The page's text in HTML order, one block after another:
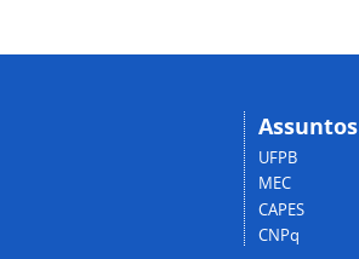
Assuntos
UFPB
MEC
CAPES
CNPq